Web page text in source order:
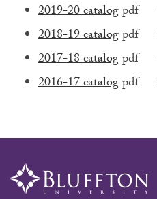
2019-20 catalogpdf
2018-19 catalogpdf
2017-18 catalogpdf
2016-17 catalogpdf